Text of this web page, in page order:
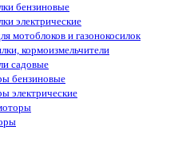
бензиновые
электрические
мотоблоков и газонокосилок
кормоизмельчители
садовые
бензиновые
электрические